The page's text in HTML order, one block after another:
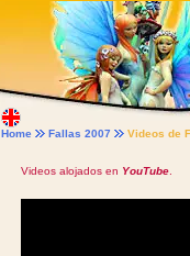
Home Fallas 2007 Videos de
Videos alojados en YouTube.